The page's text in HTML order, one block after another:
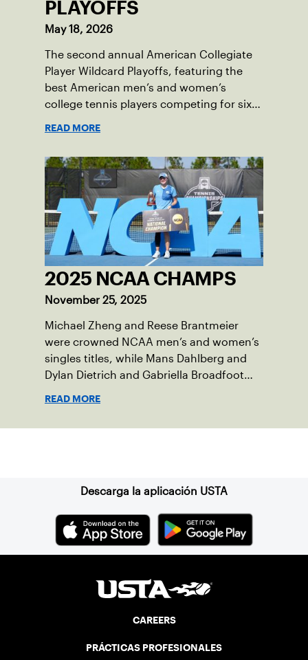
PLAYOFFS
May 18, 2026
The second annual American Collegiate
Player Wildcard Playoffs, featuring the
best American men’s and women’s
college tennis players competing for six
READ MORE
2025 NCAA CHAMPS
November 25, 2025
Michael Zheng and Reese Brantmeier
were crowned NCAA men’s and women’s
singles titles, while Mans Dahlberg and
Dylan Dietrich and Gabriella Broadfoot
READ MORE
Descarga la aplicación USTA
CAREERS
PRÁCTICAS PROFESIONALES